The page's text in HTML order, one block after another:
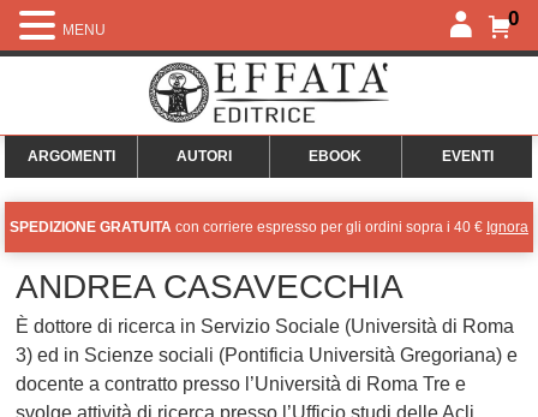
0
ARGOMENTI AUTORI EBOOK EVENTI
SPEDIZIONE GRATUITA con corriere espresso per gli ordini sopra i 40 € Ignora
ANDREA CASAVECCHIA
È dottore di ricerca in Servizio Sociale (Università di Roma
3) ed in Scienze sociali (Pontificia Università Gregoriana) e
docente a contratto presso l’Università di Roma Tre e
MENU